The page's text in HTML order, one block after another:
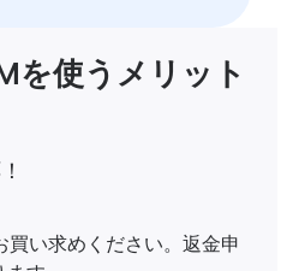
を使うメリット
買い求めください。返金申